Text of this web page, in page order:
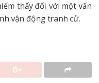
thấy đối với một vấn
vận động tranh cử.